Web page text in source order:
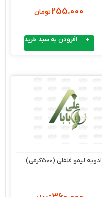
255.000تومان
افزودن به سبد خرید
ادویه لیمو فلفلی (500گرمی)